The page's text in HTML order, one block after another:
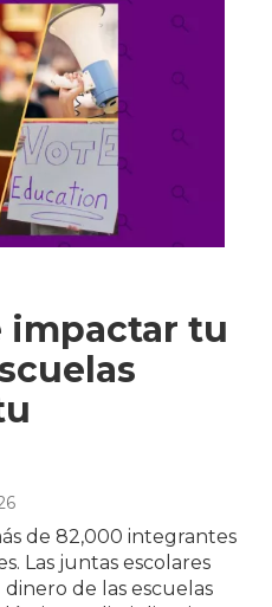
impactar tu
de 82,000 integrantes
Las juntas escolares
de las escuelas